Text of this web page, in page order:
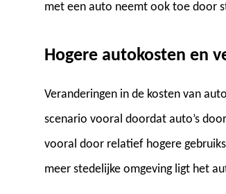
met een auto neemt ook toe door
Hogere autokosten en
Veranderingen in de kosten van
scenario vooral doordat auto’s
vooral door relatief hogere
meer stedelijke omgeving ligt het